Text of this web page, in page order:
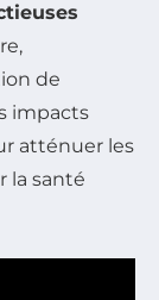
de
impacts
atténuer les
la santé